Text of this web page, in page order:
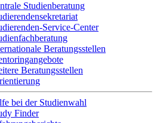
Studienberatung
Service-Center
Beratungsstellen
Beratungsstellen
bei der Studienwahl
Finder